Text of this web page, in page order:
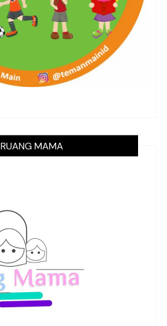
RUANG MAMA